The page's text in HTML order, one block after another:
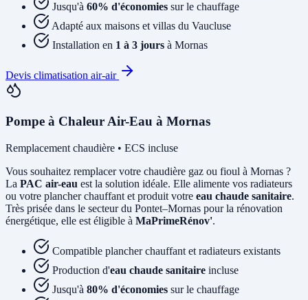
Jusqu'à 60% d'économies sur le chauffage
Adapté aux maisons et villas du Vaucluse
Installation en 1 à 3 jours à Mornas
Devis climatisation air-air
Pompe à Chaleur Air-Eau à Mornas
Remplacement chaudière • ECS incluse
Vous souhaitez remplacer votre chaudière gaz ou fioul à Mornas ?
La PAC air-eau est la solution idéale. Elle alimente vos radiateurs
ou votre plancher chauffant et produit votre eau chaude sanitaire.
Très prisée dans le secteur du Pontet–Mornas pour la rénovation
énergétique, elle est éligible à MaPrimeRénov'.
Compatible plancher chauffant et radiateurs existants
Production d'eau chaude sanitaire incluse
Jusqu'à 80% d'économies sur le chauffage